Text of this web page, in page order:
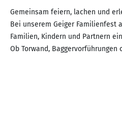
Gemeinsam feiern, lachen und
Bei unserem Geiger Familienfest
Familien, Kindern und Partnern
Ob Torwand,